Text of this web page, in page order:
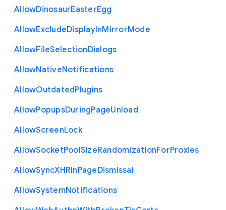
AllowDinosaurEasterEgg
AllowExcludeDisplayInMirrorMode
AllowFileSelectionDialogs
AllowNativeNotifications
AllowOutdatedPlugins
AllowPopupsDuringPageUnload
AllowScreenLock
AllowSocketPoolSizeRandomizationForProxies
AllowSyncXHRInPageDismissal
AllowSystemNotifications